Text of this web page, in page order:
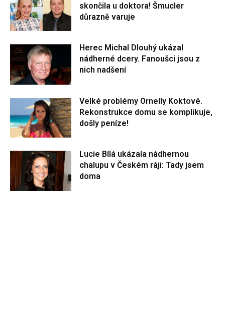
skončila u doktora! Šmucler
důrazně varuje
Herec Michal Dlouhý ukázal
nádherné dcery. Fanoušci jsou z
nich nadšení
Velké problémy Ornelly Koktové.
Rekonstrukce domu se komplikuje,
došly peníze!
Lucie Bílá ukázala nádhernou
chalupu v Českém ráji: Tady jsem
doma